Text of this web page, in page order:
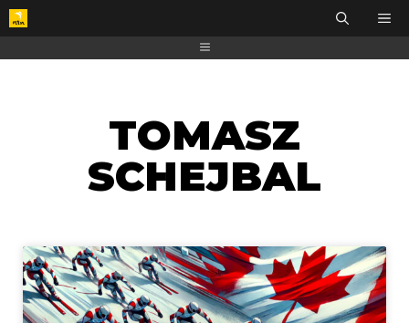
TOMASZ
SCHEJBAL